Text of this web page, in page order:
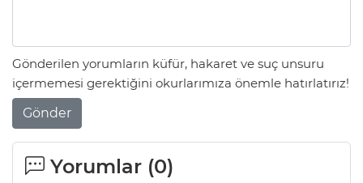
Gönderilen yorumların küfür, hakaret ve suç unsuru
içermemesi gerektiğini okurlarımıza önemle hatırlatırız!
Gönder
Yorumlar (0)